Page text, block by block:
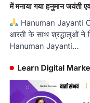
में मनाया गया हनुमान जयंती
Hanuman Jayanti
आरती के साथ श्रद्धालुओं ने
Hanuman Jayanti…
Learn Digital